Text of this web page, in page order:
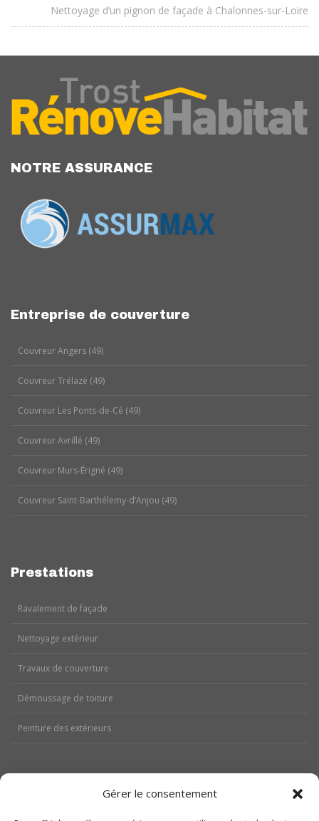
Gérer le consentement
Nettoyage d’un pignon de façade à Chalonnes-sur-Loire
NOTRE ASSURANCE
Entreprise de couverture
Couvreur Angers (49)
Couvreur Trélazé (49)
Couvreur Les Ponts-de-Cé (49)
Couvreur Avrillé (49)
Couvreur Murs-Érigné (49)
Couvreur Saint-Barthélemy-d’Anjou (49)
Prestations
Ravalement de façade
Nettoyage extérieur
Travaux de couverture
Démoussage de toiture
Peinture des extérieurs